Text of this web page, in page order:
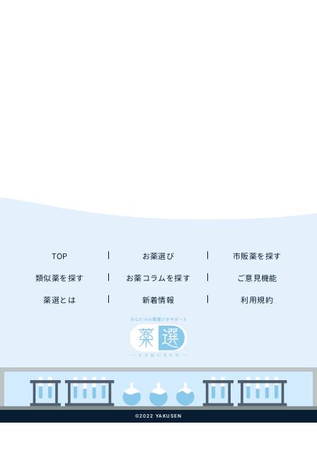
TOP お薬選び 市販薬を探す
類似薬を探す お薬コラムを探す ご意見機能
薬選とは 新着情報 利用規約
©2022 YAKUSEN